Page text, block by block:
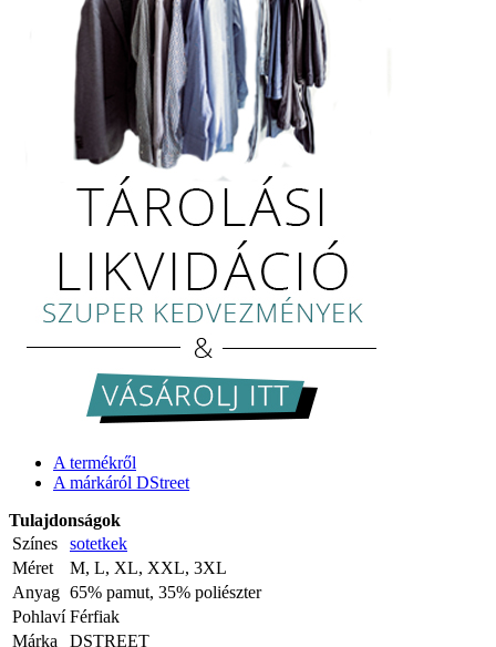
A termékről
A márkáról DStreet
Tulajdonságok
Színes
sotetkek
Méret
M, L, XL, XXL, 3XL
Anyag 65% pamut, 35% poliészter
Pohlaví Férfiak
Márka
DSTREET